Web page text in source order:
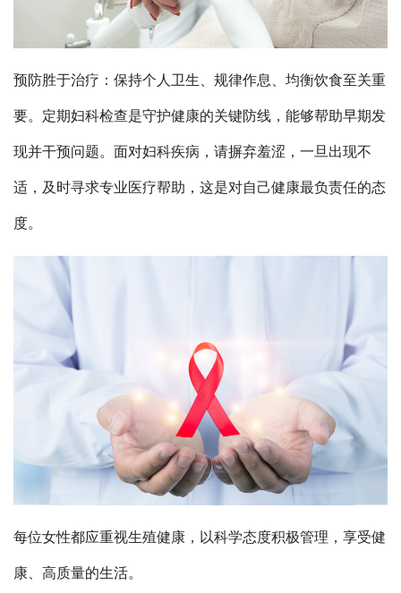
预防胜于治疗：保持个人卫生、规律作息、均衡饮食至关重
要。定期妇科检查是守护健康的关键防线，能够帮助早期发
现并干预问题。面对妇科疾病，请摒弃羞涩，一旦出现不
适，及时寻求专业医疗帮助，这是对自己健康最负责任的态
度。
每位女性都应重视生殖健康，以科学态度积极管理，享受健
康、高质量的生活。